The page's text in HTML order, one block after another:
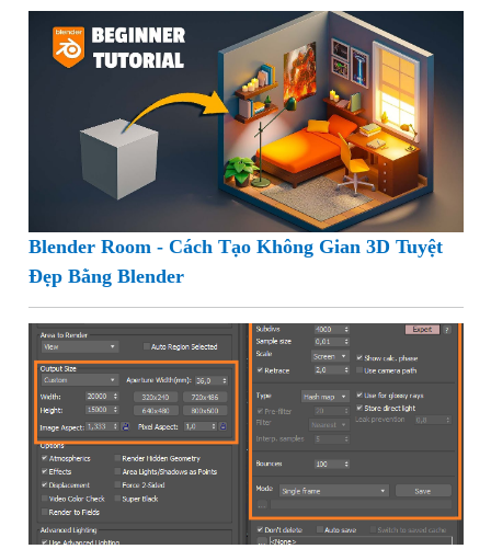
Blender Room - Cách Tạo Không Gian 3D Tuyệt
Đẹp Bằng Blender